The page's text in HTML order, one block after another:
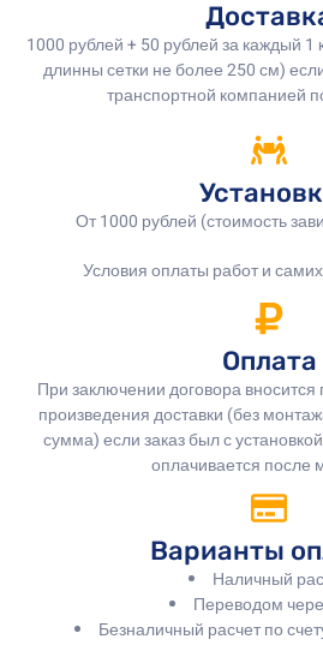
1000 рублей + 50 рублей за каждый
длинны сетки не более 250 см)
транспортной компанией
От 1000 рублей (стоимость
Условия оплаты работ и
Оплата
При заключении договора вносится
произведения доставки (без
сумма) если заказ был с
оплачивается после
Варианты
Наличный
Переводом
Безналичный расчет по